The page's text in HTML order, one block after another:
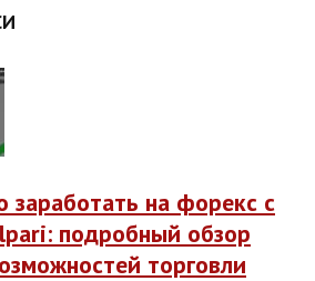
заработать на форекс с
подробный обзор
торговли